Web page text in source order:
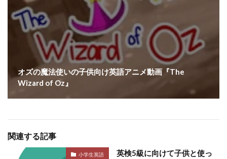
オズの魔法使いの子供向け英語アニメ動画『The
Wizard of Oz』
関連する記事
小学生英語
英検5級に向けて子供と使っ